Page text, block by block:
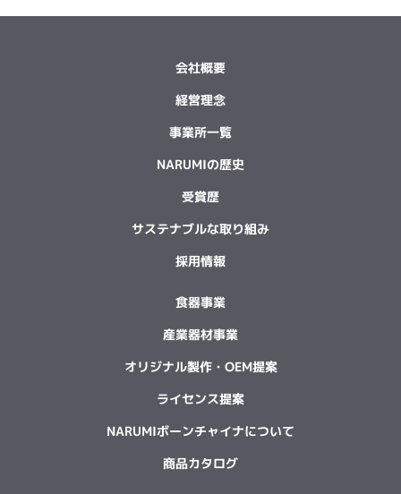
会社概要
経営理念
事業所一覧
NARUMIの歴史
受賞歴
サステナブルな取り組み
採用情報
食器事業
産業器材事業
オリジナル製作・OEM提案
ライセンス提案
NARUMIボーンチャイナについて
商品カタログ